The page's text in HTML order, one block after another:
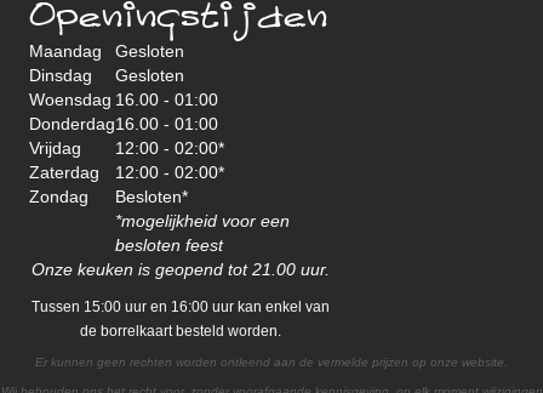
Openingstijden
Maandag
Gesloten
Dinsdag
Gesloten
Woensdag 16.00 - 01:00
Donderdag16.00 - 01:00
Vrijdag
12:00 - 02:00*
Zaterdag
12:00 - 02:00*
Zondag
Besloten*
*mogelijkheid voor een
besloten feest
Onze keuken is geopend tot 21.00 uur.
Tussen 15:00 uur en 16:00 uur kan enkel van
de borrelkaart besteld worden.
Er kunnen geen rechten worden ontleend aan de vermelde prijzen op onze website.